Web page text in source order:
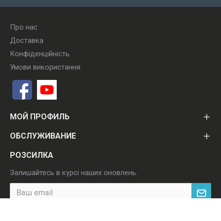
Про нас
Доставка
Конфіденційність
Умови використання
МОЙ ПРОФИЛЬ
ОБСЛУЖИВАНИЕ
РОЗСИЛКА
Залишайтесь в курсі наших оновлень.